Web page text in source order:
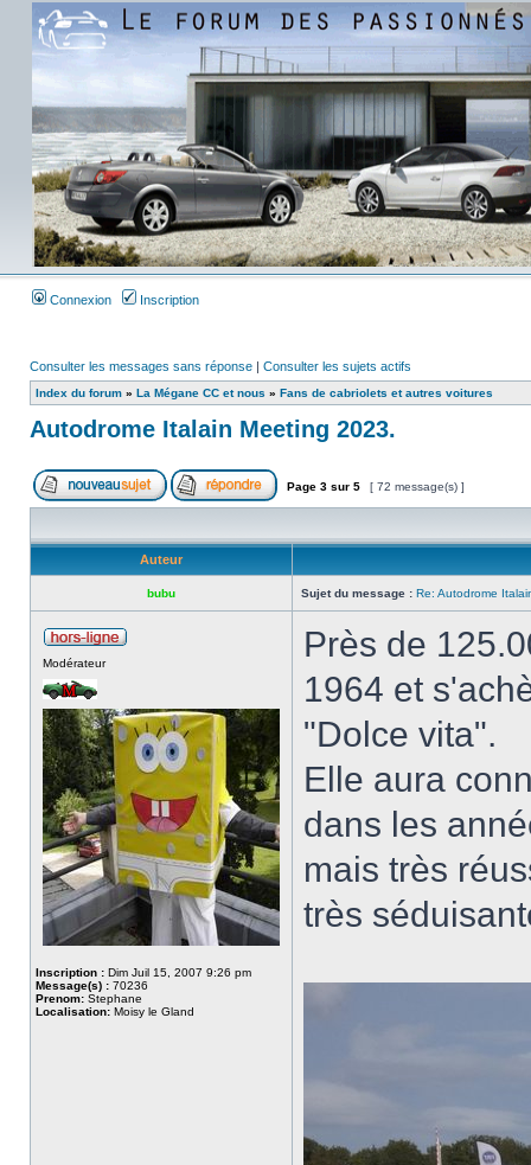
Connexion Inscription
Consulter les messages sans réponse | Consulter les sujets actifs
Index du forum » La Mégane CC et nous » Fans de cabriolets et autres voitures
Autodrome Italain Meeting 2023.
Page 3 sur 5 [ 72 message(s) ]
Auteur
bubu Sujet du message : Re: Autodrome
Modérateur
Inscription : Dim Juil 15, 2007 9:26 pm
Message(s) : 70236
Prenom: Stephane
Localisation: Moisy le Gland
Près de
1964 et
"Dolce vita".
Elle aura
dans les
mais très
très